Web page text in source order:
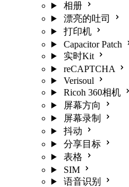
相册
漂亮的吐司
打印机
Capacitor Patch
实时Kit
reCAPTCHA
Verisoul
Ricoh 360相机
屏幕方向
屏幕录制
抖动
分享目标
表格
SIM
语音识别